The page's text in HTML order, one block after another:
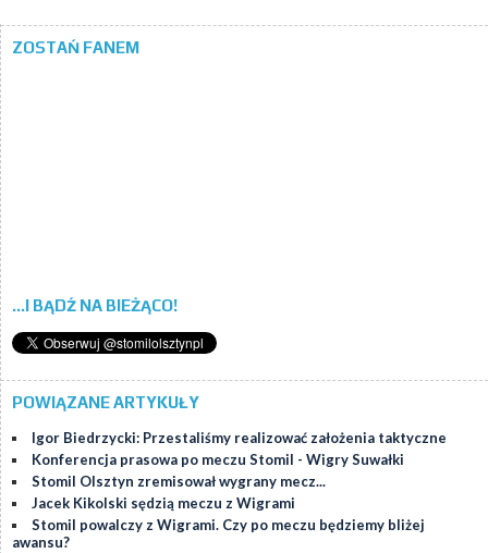
ZOSTAŃ FANEM
...I BĄDŹ NA BIEŻĄCO!
POWIĄZANE ARTYKUŁY
Igor Biedrzycki: Przestaliśmy realizować założenia taktyczne
Konferencja prasowa po meczu Stomil - Wigry Suwałki
Stomil Olsztyn zremisował wygrany mecz...
Jacek Kikolski sędzią meczu z Wigrami
Stomil powalczy z Wigrami. Czy po meczu będziemy bliżej
awansu?